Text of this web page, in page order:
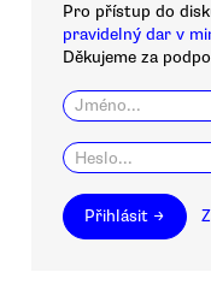
Pro přístup do
pravidelný dar v
Děkujeme za
Přihlásit →